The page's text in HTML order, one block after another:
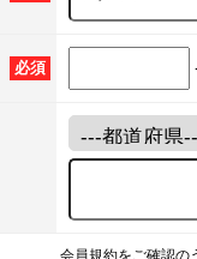
必須
会員規約をご確認の